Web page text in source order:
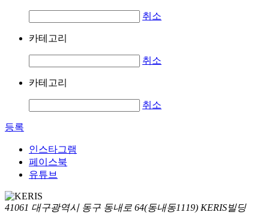
취소
카테고리
취소
카테고리
취소
등록
인스타그램
페이스북
유튜브
41061 대구광역시 동구 동내로 64(동내동1119) KERIS빌딩